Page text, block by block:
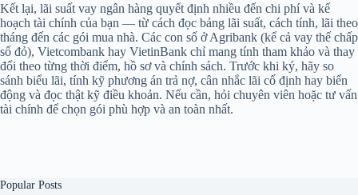
Kết lại, lãi suất vay ngân hàng quyết định nhiều đến chi phí và kế
hoạch tài chính của bạn — từ cách đọc bảng lãi suất, cách tính, lãi theo
tháng đến các gói mua nhà. Các con số ở Agribank (kể cả vay thế chấp
sổ đỏ), Vietcombank hay VietinBank chỉ mang tính tham khảo và thay
đổi theo từng thời điểm, hồ sơ và chính sách. Trước khi ký, hãy so
sánh biểu lãi, tính kỹ phương án trả nợ, cân nhắc lãi cố định hay biến
động và đọc thật kỹ điều khoản. Nếu cần, hỏi chuyên viên hoặc tư vấn
tài chính để chọn gói phù hợp và an toàn nhất.
Popular Posts